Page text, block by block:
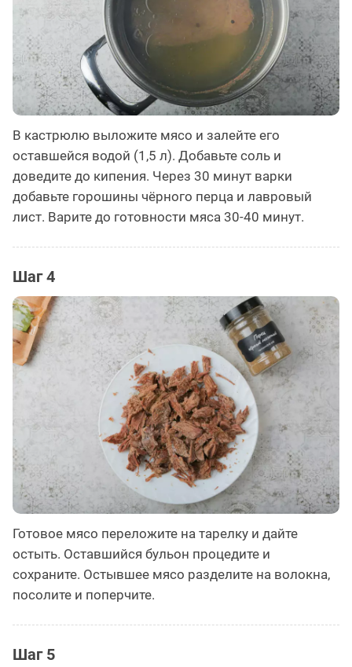
В кастрюлю выложите мясо и залейте его
оставшейся водой (1,5 л). Добавьте соль и
доведите до кипения. Через 30 минут варки
добавьте горошины чёрного перца и лавровый
лист. Варите до готовности мяса 30-40 минут.
Шаг 4
Готовое мясо переложите на тарелку и дайте
остыть. Оставшийся бульон процедите и
сохраните. Остывшее мясо разделите на волокна,
посолите и поперчите.
Шаг 5